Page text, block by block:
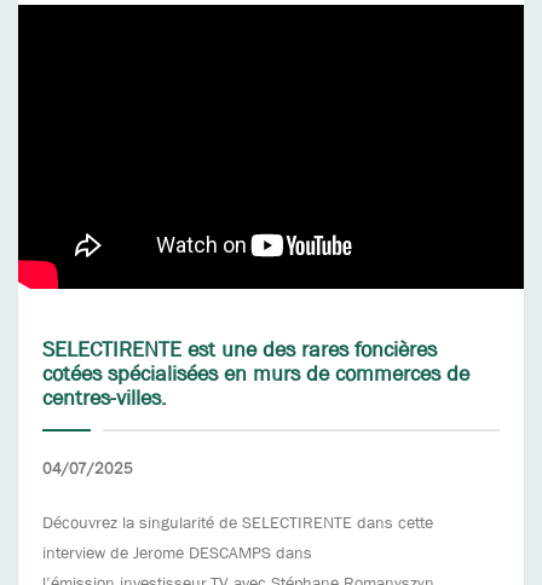
SELECTIRENTE est une des rares foncières
cotées spécialisées en murs de commerces de
centres-villes.
04/07/2025
Découvrez la singularité de SELECTIRENTE dans cette
interview de Jerome DESCAMPS dans